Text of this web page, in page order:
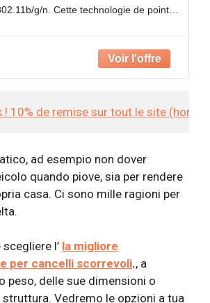
g/n. Cette technologie de pointe
! 10% de remise sur tout le site (hors
ad esempio non dover
quando piove, sia per rendere
casa. Ci sono mille ragioni per
l’ la migliore
per cancelli scorrevoli., a
peso, delle sue dimensioni o
struttura. Vedremo le opzioni a tua